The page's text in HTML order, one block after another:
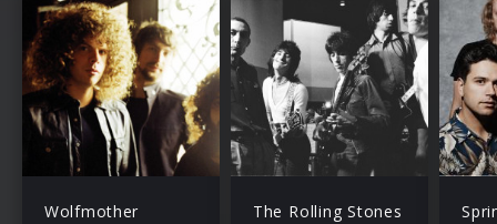
Wolfmother The Rolling Stones